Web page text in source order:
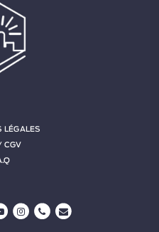
LÉGALES
CGV